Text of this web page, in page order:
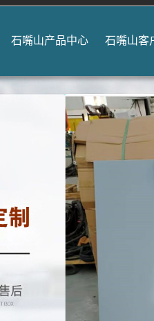
石嘴山产品中心 石嘴山客